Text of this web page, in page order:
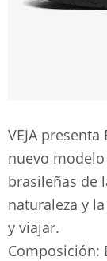
VEJA
nuevo
brasileñas de
naturaleza y
y viajar.
Composición: